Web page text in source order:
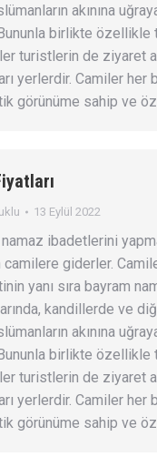
akınına
birlikte
turistlerin de ziyaret
yerlerdir. Camiler her
görünüme sahip ve
13 Eylül 2022
ibadetlerini
giderler.
yanı sıra bayram
kandillerde ve
akınına
birlikte
turistlerin de ziyaret
yerlerdir. Camiler her
görünüme sahip ve